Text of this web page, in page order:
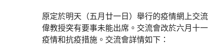
原定於明天（五月廿一日）舉行的疫情網上交
偉教授突有要事未能出席。交流會改於六月十
疫情和抗疫措施。交流會詳情如下：